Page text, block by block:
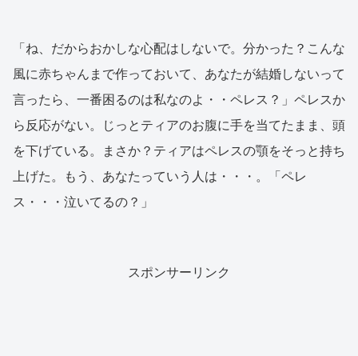
「ね、だからおかしな心配はしないで。分かった？こんな
風に赤ちゃんまで作っておいて、あなたが結婚しないって
言ったら、一番困るのは私なのよ・・ペレス？」ペレスか
ら反応がない。じっとティアのお腹に手を当てたまま、頭
を下げている。まさか？ティアはペレスの顎をそっと持ち
上げた。もう、あなたっていう人は・・・。「ペレ
ス・・・泣いてるの？」
スポンサーリンク